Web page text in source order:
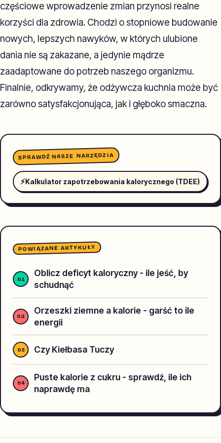
częściowe wprowadzenie zmian przynosi realne
korzyści dla zdrowia. Chodzi o stopniowe budowanie
nowych, lepszych nawyków, w których ulubione
dania nie są zakazane, a jedynie mądrze
zaadaptowane do potrzeb naszego organizmu.
Finalnie, odkrywamy, że odżywcza kuchnia może być
zarówno satysfakcjonująca, jak i głęboko smaczna.
SPRAWDŹ NASZE NARZĘDZIA
⚡Kalkulator zapotrzebowania kalorycznego (TDEE)
POWIĄZANE ARTYKUŁY
Oblicz deficyt kaloryczny - ile jeść, by
schudnąć
Orzeszki ziemne a kalorie - garść to ile
energii
Czy Kiełbasa Tuczy
Puste kalorie z cukru - sprawdź, ile ich
naprawdę ma